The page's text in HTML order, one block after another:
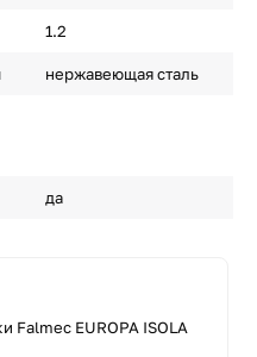
1.2
нержавеющая сталь
да
Falmec EUROPA ISOLA